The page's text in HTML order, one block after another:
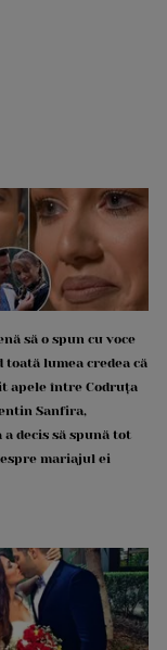
să o spun cu voce
toată lumea credea că
apele între Codruța
Sanfira,
decis să spună tot
mariajul ei